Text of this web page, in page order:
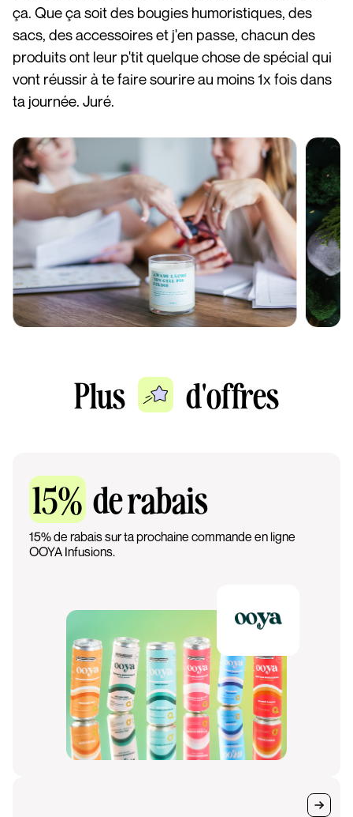
ça. Que ça soit des bougies humoristiques, des
sacs, des accessoires et j'en passe, chacun des
produits ont leur p'tit quelque chose de spécial qui
vont réussir à te faire sourire au moins 1x fois dans
ta journée. Juré.
Plus d'offres
15% de rabais
15% de rabais sur ta prochaine commande en ligne
OOYA Infusions.